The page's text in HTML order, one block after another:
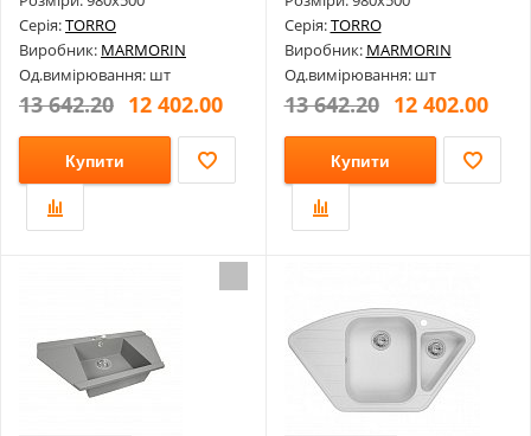
Серія:TORRO
Виробник: MARMORIN
Од.вимірювання: шт
13 642.20 12 402.00
Купити
Серія:TORRO
Виробник: MARMORIN
Од.вимірювання: шт
13 642.20 12 402.00
Купити